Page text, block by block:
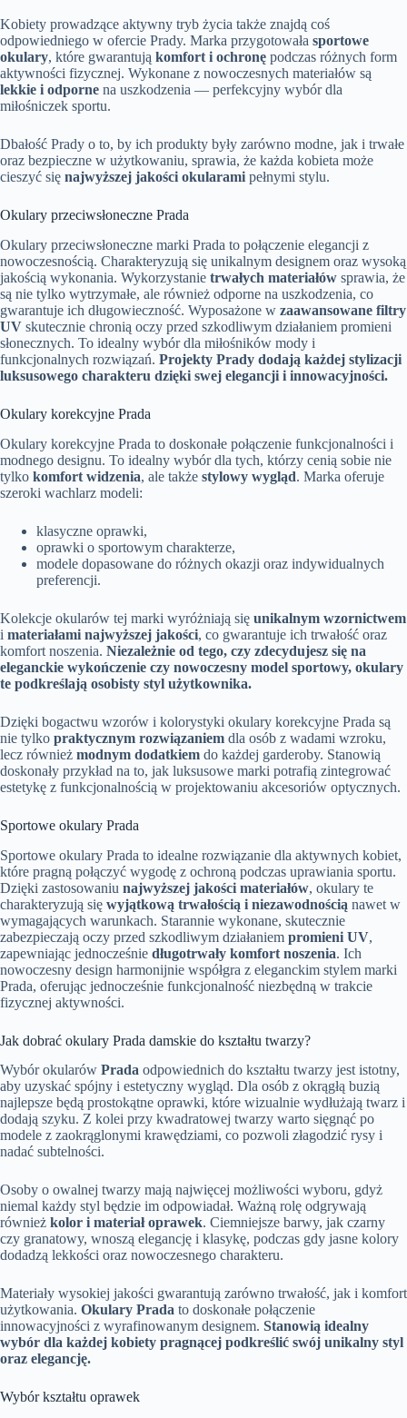
Kobiety prowadzące aktywny tryb życia także znajdą coś
odpowiedniego w ofercie Prady. Marka przygotowała sportowe
okulary, które gwarantują komfort i ochronę podczas różnych form
aktywności fizycznej. Wykonane z nowoczesnych materiałów są
lekkie i odporne na uszkodzenia — perfekcyjny wybór dla
miłośniczek sportu.
Dbałość Prady o to, by ich produkty były zarówno modne, jak i trwałe
oraz bezpieczne w użytkowaniu, sprawia, że każda kobieta może
cieszyć się najwyższej jakości okularami pełnymi stylu.
Okulary przeciwsłoneczne Prada
Okulary przeciwsłoneczne marki Prada to połączenie elegancji z
nowoczesnością. Charakteryzują się unikalnym designem oraz wysoką
jakością wykonania. Wykorzystanie trwałych materiałów sprawia, że
są nie tylko wytrzymałe, ale również odporne na uszkodzenia, co
gwarantuje ich długowieczność. Wyposażone w zaawansowane filtry
UV skutecznie chronią oczy przed szkodliwym działaniem promieni
słonecznych. To idealny wybór dla miłośników mody i
funkcjonalnych rozwiązań. Projekty Prady dodają każdej stylizacji
luksusowego charakteru dzięki swej elegancji i innowacyjności.
Okulary korekcyjne Prada
Okulary korekcyjne Prada to doskonałe połączenie funkcjonalności i
modnego designu. To idealny wybór dla tych, którzy cenią sobie nie
tylko komfort widzenia, ale także stylowy wygląd. Marka oferuje
szeroki wachlarz modeli:
klasyczne oprawki,
oprawki o sportowym charakterze,
modele dopasowane do różnych okazji oraz indywidualnych
preferencji.
Kolekcje okularów tej marki wyróżniają się unikalnym wzornictwem
i materiałami najwyższej jakości, co gwarantuje ich trwałość oraz
komfort noszenia. Niezależnie od tego, czy zdecydujesz się na
eleganckie wykończenie czy nowoczesny model sportowy, okulary
te podkreślają osobisty styl użytkownika.
Dzięki bogactwu wzorów i kolorystyki okulary korekcyjne Prada są
nie tylko praktycznym rozwiązaniem dla osób z wadami wzroku,
lecz również modnym dodatkiem do każdej garderoby. Stanowią
doskonały przykład na to, jak luksusowe marki potrafią zintegrować
estetykę z funkcjonalnością w projektowaniu akcesoriów optycznych.
Sportowe okulary Prada
Sportowe okulary Prada to idealne rozwiązanie dla aktywnych kobiet,
które pragną połączyć wygodę z ochroną podczas uprawiania sportu.
Dzięki zastosowaniu najwyższej jakości materiałów, okulary te
charakteryzują się wyjątkową trwałością i niezawodnością nawet w
wymagających warunkach. Starannie wykonane, skutecznie
zabezpieczają oczy przed szkodliwym działaniem promieni UV,
zapewniając jednocześnie długotrwały komfort noszenia. Ich
nowoczesny design harmonijnie współgra z eleganckim stylem marki
Prada, oferując jednocześnie funkcjonalność niezbędną w trakcie
fizycznej aktywności.
Jak dobrać okulary Prada damskie do kształtu twarzy?
Wybór okularów Prada odpowiednich do kształtu twarzy jest istotny,
aby uzyskać spójny i estetyczny wygląd. Dla osób z okrągłą buzią
najlepsze będą prostokątne oprawki, które wizualnie wydłużają twarz i
dodają szyku. Z kolei przy kwadratowej twarzy warto sięgnąć po
modele z zaokrąglonymi krawędziami, co pozwoli złagodzić rysy i
nadać subtelności.
Osoby o owalnej twarzy mają najwięcej możliwości wyboru, gdyż
niemal każdy styl będzie im odpowiadał. Ważną rolę odgrywają
również kolor i materiał oprawek. Ciemniejsze barwy, jak czarny
czy granatowy, wnoszą elegancję i klasykę, podczas gdy jasne kolory
dodadzą lekkości oraz nowoczesnego charakteru.
Materiały wysokiej jakości gwarantują zarówno trwałość, jak i komfort
użytkowania. Okulary Prada to doskonałe połączenie
innowacyjności z wyrafinowanym designem. Stanowią idealny
wybór dla każdej kobiety pragnącej podkreślić swój unikalny styl
oraz elegancję.
Wybór kształtu oprawek